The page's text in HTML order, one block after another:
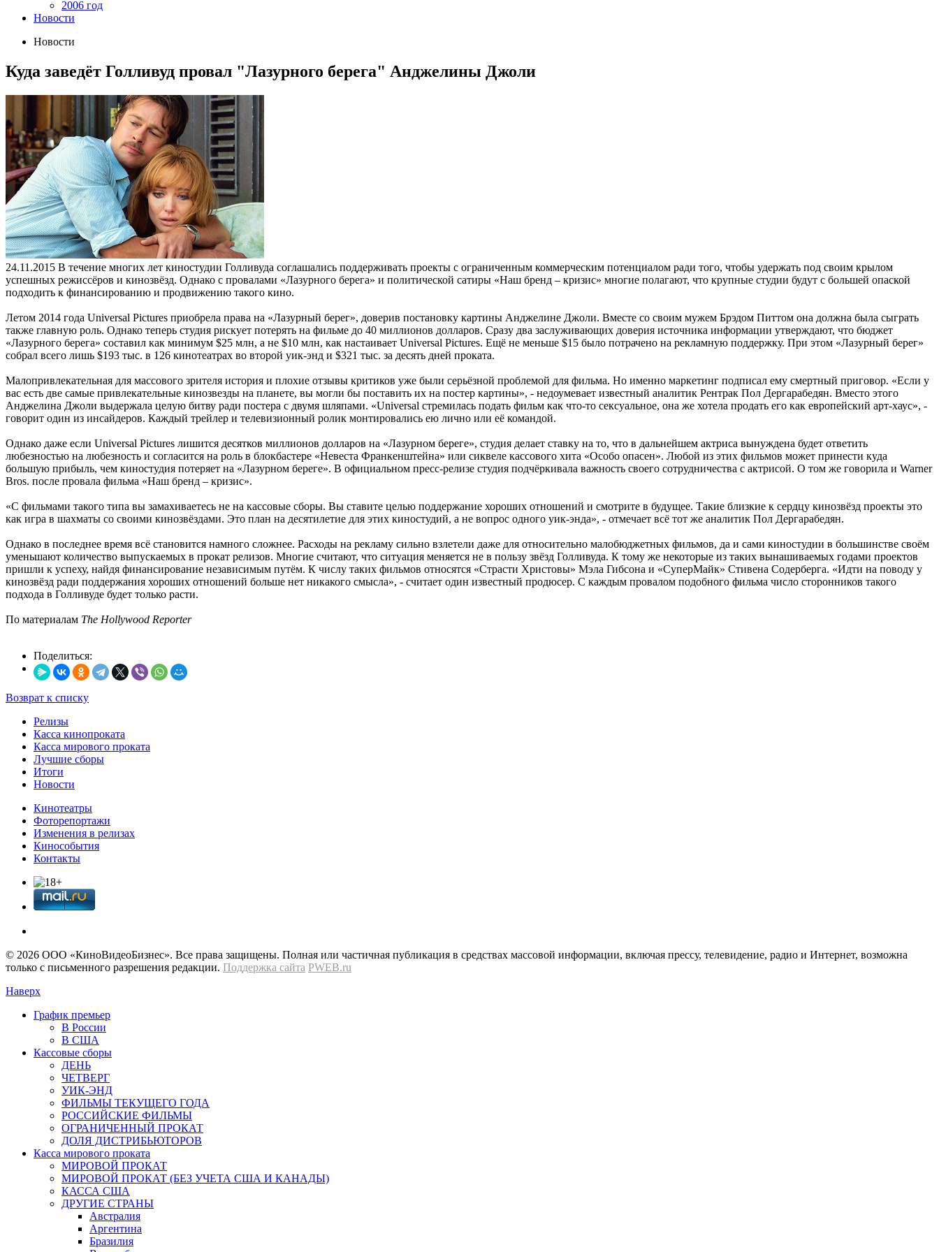
2006 год
Новости
Новости
Куда заведёт Голливуд провал "Лазурного берега" Анджелины Джоли
24.11.2015 В течение многих лет киностудии Голливуда соглашались поддерживать проекты с ограниченным коммерческим потенциалом ради того, чтобы удержать под своим крылом
успешных режиссёров и кинозвёзд. Однако с провалами «Лазурного берега» и политической сатиры «Наш бренд – кризис» многие полагают, что крупные студии будут с большей опаской
подходить к финансированию и продвижению такого кино.
Летом 2014 года Universal Pictures приобрела права на «Лазурный берег», доверив постановку картины Анджелине Джоли. Вместе со своим мужем Брэдом Питтом она должна была сыграть
также главную роль. Однако теперь студия рискует потерять на фильме до 40 миллионов долларов. Сразу два заслуживающих доверия источника информации утверждают, что бюджет
«Лазурного берега» составил как минимум $25 млн, а не $10 млн, как настаивает Universal Pictures. Ещё не меньше $15 было потрачено на рекламную поддержку. При этом «Лазурный берег»
собрал всего лишь $193 тыс. в 126 кинотеатрах во второй уик-энд и $321 тыс. за десять дней проката.
Малопривлекательная для массового зрителя история и плохие отзывы критиков уже были серьёзной проблемой для фильма. Но именно маркетинг подписал ему смертный приговор. «Если у
вас есть две самые привлекательные кинозвезды на планете, вы могли бы поставить их на постер картины», - недоумевает известный аналитик Рентрак Пол Дергарабедян. Вместо этого
Анджелина Джоли выдержала целую битву ради постера с двумя шляпами. «Universal стремилась подать фильм как что-то сексуальное, она же хотела продать его как европейский арт-хаус», -
говорит один из инсайдеров. Каждый трейлер и телевизионный ролик монтировались ею лично или её командой.
Однако даже если Universal Pictures лишится десятков миллионов долларов на «Лазурном береге», студия делает ставку на то, что в дальнейшем актриса вынуждена будет ответить
любезностью на любезность и согласится на роль в блокбастере «Невеста Франкенштейна» или сиквеле кассового хита «Особо опасен». Любой из этих фильмов может принести куда
большую прибыль, чем киностудия потеряет на «Лазурном береге». В официальном пресс-релизе студия подчёркивала важность своего сотрудничества с актрисой. О том же говорила и Warner
Bros. после провала фильма «Наш бренд – кризис».
«С фильмами такого типа вы замахиваетесь не на кассовые сборы. Вы ставите целью поддержание хороших отношений и смотрите в будущее. Такие близкие к сердцу кинозвёзд проекты это
как игра в шахматы со своими кинозвёздами. Это план на десятилетие для этих киностудий, а не вопрос одного уик-энда», - отмечает всё тот же аналитик Пол Дергарабедян.
Однако в последнее время всё становится намного сложнее. Расходы на рекламу сильно взлетели даже для относительно малобюджетных фильмов, да и сами киностудии в большинстве своём
уменьшают количество выпускаемых в прокат релизов. Многие считают, что ситуация меняется не в пользу звёзд Голливуда. К тому же некоторые из таких вынашиваемых годами проектов
пришли к успеху, найдя финансирование независимым путём. К числу таких фильмов относятся «Страсти Христовы» Мэла Гибсона и «СуперМайк» Стивена Содерберга. «Идти на поводу у
кинозвёзд ради поддержания хороших отношений больше нет никакого смысла», - считает один известный продюсер. С каждым провалом подобного фильма число сторонников такого
подхода в Голливуде будет только расти.
По материалам The Hollywood Reporter
Поделиться:
Возврат к списку
Релизы
Касса кинопроката
Касса мирового проката
Лучшие сборы
Итоги
Новости
Кинотеатры
Фоторепортажи
Изменения в релизах
Кинособытия
Контакты
© 2026 OOО «КиноВидеоБизнес». Все права защищены. Полная или частичная публикация в средствах массовой информации, включая прессу, телевидение, радио и Интернет, возможна
только с письменного разрешения редакции. Поддержка сайта PWEB.ru
Наверх
График премьер
В России
В США
Кассовые сборы
ДЕНЬ
ЧЕТВЕРГ
УИК-ЭНД
ФИЛЬМЫ ТЕКУЩЕГО ГОДА
РОССИЙСКИЕ ФИЛЬМЫ
ОГРАНИЧЕННЫЙ ПРОКАТ
ДОЛЯ ДИСТРИБЬЮТОРОВ
Касса мирового проката
МИРОВОЙ ПРОКАТ
МИРОВОЙ ПРОКАТ (БЕЗ УЧЕТА США И КАНАДЫ)
КАССА США
ДРУГИЕ СТРАНЫ
Австралия
Аргентина
Бразилия